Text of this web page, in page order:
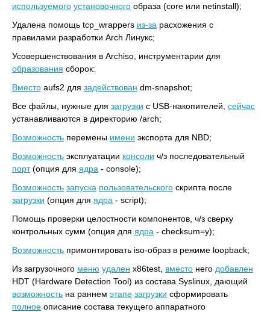
используемого установочного образа (core или netinstall);
Удалена помощь tcp_wrappers из-за расхожения с
правилами разработки Arch Линукс;
Усовершенствования в Archiso, инструментарии для
образования сборок:
Вместо aufs2 для задействован dm-snapshot;
Все файлы, нужные для загрузки с USB-накопителей, сейчас
устанавливаются в директорию /arch;
Возможность перемены имени экспорта для NBD;
Возможность эксплуатации консоли ч/з последовательный
порт(опция для ядра - console);
Возможность запуска пользовательского скрипта после
загрузки (опция для ядра - script);
Помощь проверки целостности компонентов, ч/з сверку
контрольных сумм (опция для ядра - checksum=y);
Возможность примонтировать iso-образ в режиме loopback;
Из загрузочного меню удален x86test, вместо него добавлен
HDT (Hardware Detection Tool) из состава Syslinux, дающий
возможность на раннем этапе загрузки сформировать
полное описание состава текущего аппаратного